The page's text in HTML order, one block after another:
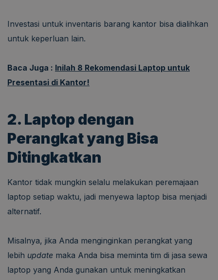
Investasi untuk inventaris barang kantor bisa dialihkan
untuk keperluan lain.
Baca Juga : Inilah 8 Rekomendasi Laptop untuk
Presentasi di Kantor!
2. Laptop dengan
Perangkat yang Bisa
Ditingkatkan
Kantor tidak mungkin selalu melakukan peremajaan
laptop setiap waktu, jadi menyewa laptop bisa menjadi
alternatif.
Misalnya, jika Anda menginginkan perangkat yang
lebih update maka Anda bisa meminta tim di jasa sewa
laptop yang Anda gunakan untuk meningkatkan